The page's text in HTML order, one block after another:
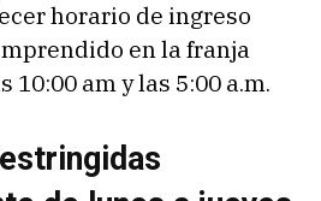
horario de ingreso
en la franja
10:00 am y las 5:00 a.m.